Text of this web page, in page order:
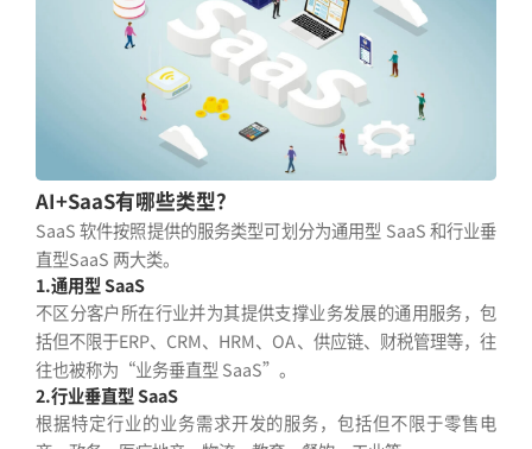
AI+SaaS有哪些类型？
SaaS 软件按照提供的服务类型可划分为通用型 SaaS 和行业垂
直型SaaS 两大类。
1.通用型 SaaS
不区分客户所在行业并为其提供支撑业务发展的通用服务，包
括但不限于ERP、CRM、HRM、OA、供应链、财税管理等，往
往也被称为“业务垂直型 SaaS”。
2.行业垂直型 SaaS
根据特定行业的业务需求开发的服务，包括但不限于零售电